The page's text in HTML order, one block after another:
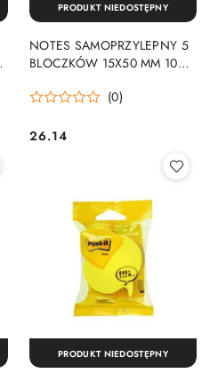
NOTES SAMOPRZYLEPNY 5
BLOCZKÓW 15X50 MM 100
IN 3M 670/5 3M
(0)
Cena:
26.14
PRODUKT NIEDOSTĘPNY
PRODUKT NIEDOSTĘPNY